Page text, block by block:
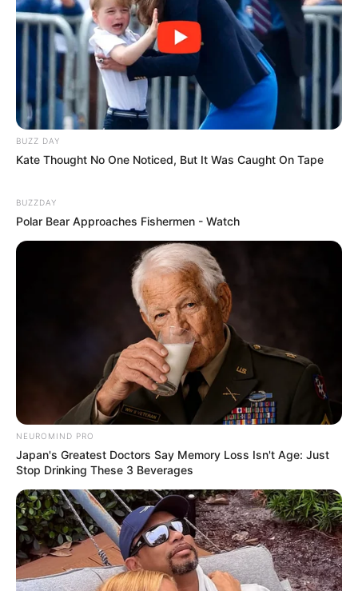
1.900 laboratórios e 33 bibliotecas, além de cinco fazendas
de ensino e pesquisa e três hospitais veterinários.
Participe do nosso grupo do
WhatsApp!
Fique informado em tempo real sobre as principais
notícias de Paraguaçu Paulista e região
Clique aqui para entrar no grupo
BUZZ DAY
Kate Thought No One Noticed, But It Was Caught On Tape
BUZZDAY
Polar Bear Approaches Fishermen - Watch
NEUROMIND PRO
Japan's Greatest Doctors Say Memory Loss Isn't Age: Just
Stop Drinking These 3 Beverages